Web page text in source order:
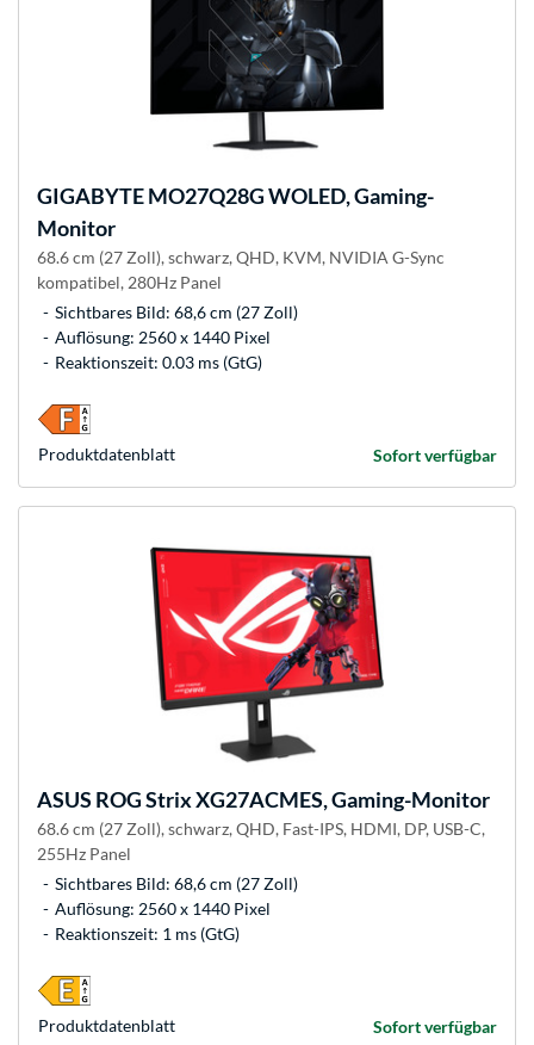
GIGABYTEMO27Q28G WOLED, Gaming-
Monitor
68.6 cm (27 Zoll), schwarz, QHD, KVM, NVIDIA G-Sync
kompatibel, 280Hz Panel
Sichtbares Bild: 68,6 cm (27 Zoll)
Auflösung: 2560 x 1440 Pixel
Reaktionszeit: 0.03 ms (GtG)
Sofort verfügbar
Produkt­datenblatt
ASUS ROG Strix XG27ACMES, Gaming-Monitor
68.6 cm (27 Zoll), schwarz, QHD, Fast-IPS, HDMI, DP, USB-C,
255Hz Panel
Sichtbares Bild: 68,6 cm (27 Zoll)
Auflösung: 2560 x 1440 Pixel
Reaktionszeit: 1 ms (GtG)
Sofort verfügbar
Produkt­datenblatt